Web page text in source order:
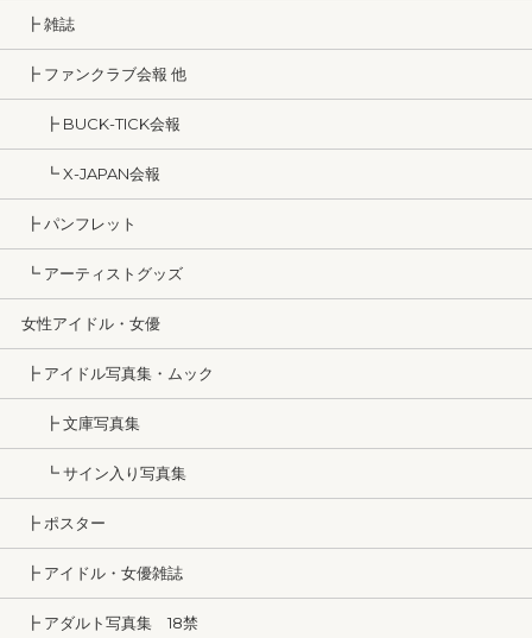
┣ 雑誌
┣ ファンクラブ会報 他
┣ BUCK-TICK会報
┗ X-JAPAN会報
┣ パンフレット
┗ アーティストグッズ
女性アイドル・女優
┣ アイドル写真集・ムック
┣ 文庫写真集
┗ サイン入り写真集
┣ ポスター
┣ アイドル・女優雑誌
┣ アダルト写真集 18禁